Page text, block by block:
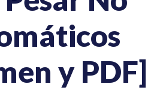
y PDF]